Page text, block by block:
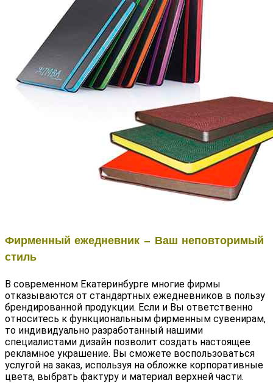
Фирменный ежедневник — Ваш неповторимый
стиль
В современном Екатеринбурге многие фирмы
отказываются от стандартных ежедневников в пользу
брендированной продукции. Если и Вы ответственно
относитесь к функциональным фирменным сувенирам,
то индивидуально разработанный нашими
специалистами дизайн позволит создать настоящее
рекламное украшение. Вы сможете воспользоваться
услугой на заказ, используя на обложке корпоративные
цвета, выбрать фактуру и материал верхней части.